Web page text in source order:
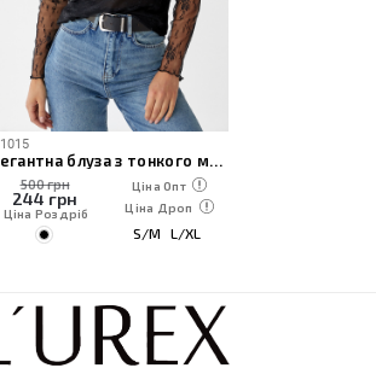
1015
Елегантна блуза з тонкого мережива
500 грн
244 грн
Ціна Роздріб
Ціна Опт
Ціна Дроп
S/M L/XL